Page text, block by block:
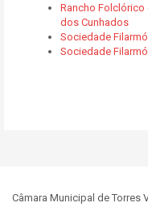
Rancho Folclórico
dos Cunhados
Sociedade
Sociedade
Câmara Municipal de Torres